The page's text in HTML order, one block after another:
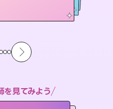
見てみよう